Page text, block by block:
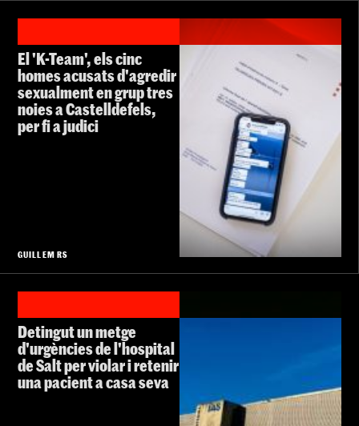
El 'K-Team', els cinc
homes acusats d'agredir
sexualment en grup tres
noies a Castelldefels,
per fi a judici
GUILLEM RS
Detingut un metge
d'urgències de l'hospital
de Salt per violar i retenir
una pacient a casa seva